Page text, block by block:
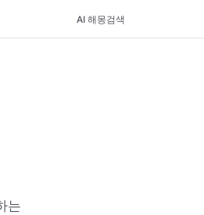
AI 해몽검색
는